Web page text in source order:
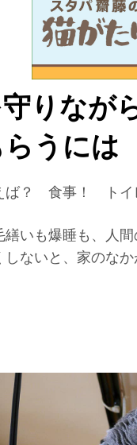
りなが
うには
ば？ 食事！ ト
いも爆睡も、人
しないと、家のな